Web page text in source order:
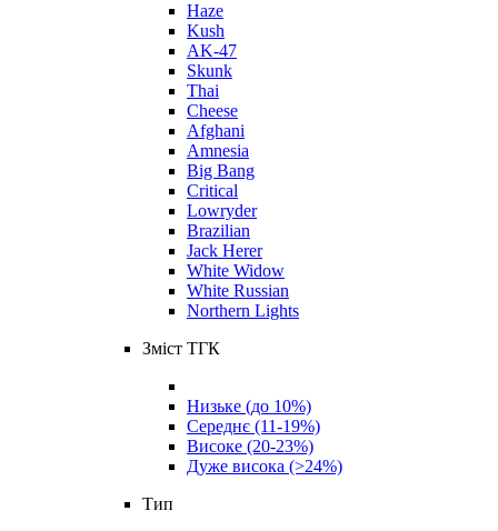
Haze
Kush
AK-47
Skunk
Thai
Cheese
Afghani
Amnesia
Big Bang
Critical
Lowryder
Brazilian
Jack Herer
White Widow
White Russian
Northern Lights
Зміст ТГК
Низьке (до 10%)
Середнє (11-19%)
Високе (20-23%)
Дуже висока (>24%)
Тип